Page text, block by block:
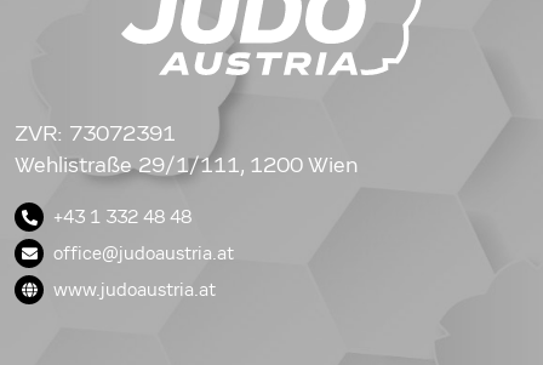
ZVR: 73072391
Wehlistraße 29/1/111, 1200 Wien
+43 1 332 48 48
office@judoaustria.at
www.judoaustria.at